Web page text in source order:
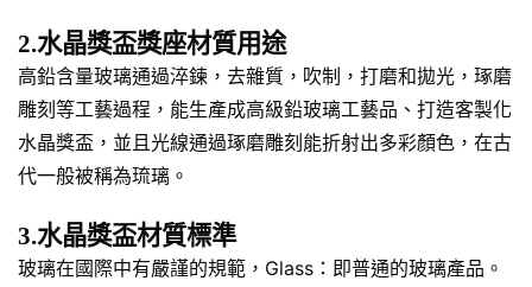
2.水晶獎盃獎座材質用途
高鉛含量玻璃通過淬鍊，去雜質，吹制，打磨和拋光，琢磨
雕刻等工藝過程，能生產成高級鉛玻璃工藝品、打造客製化
水晶獎盃，並且光線通過琢磨雕刻能折射出多彩顏色，在古
代一般被稱為琉璃。
3.水晶獎盃材質標準
玻璃在國際中有嚴謹的規範，Glass：即普通的玻璃產品。